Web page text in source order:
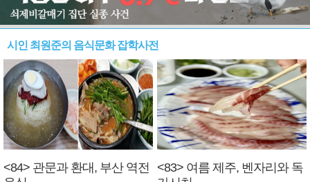
시인 최원준의 음식문화 잡학사전
<84> 관문과 환대, 부산 역전
<83> 여름 제주, 벤자리와 독